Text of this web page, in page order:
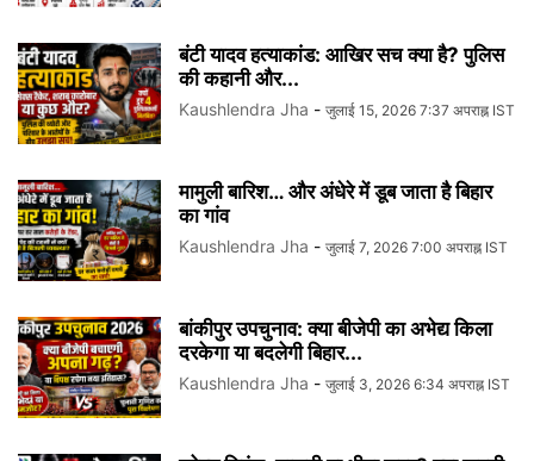
बंटी यादव हत्याकांड: आखिर सच क्या है? पुलिस
की कहानी और...
Kaushlendra Jha - जुलाई 15, 2026 7:37 अपराह्न IST
मामुली बारिश… और अंधेरे में डूब जाता है बिहार
का गांव
Kaushlendra Jha - जुलाई 7, 2026 7:00 अपराह्न IST
बांकीपुर उपचुनाव: क्या बीजेपी का अभेद्य किला
दरकेगा या बदलेगी बिहार...
Kaushlendra Jha - जुलाई 3, 2026 6:34 अपराह्न IST